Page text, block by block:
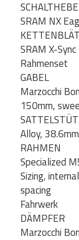
SRAM NX
SRAM X-
Rahmenset
GABEL
Marzocchi
150mm,
Alloy, 38.6mm
RAHMEN
Specialized
Sizing,
spacing
Fahrwerk
DÄMPFER
Marzocchi